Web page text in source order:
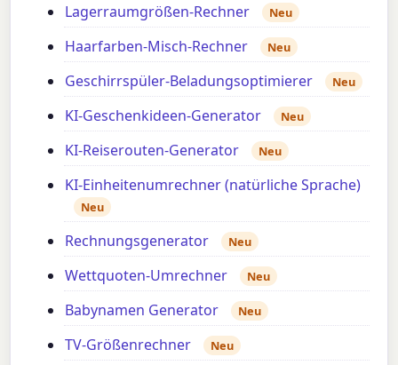
Lagerraumgrößen-Rechner Neu
Haarfarben-Misch-Rechner Neu
Geschirrspüler-Beladungsoptimierer Neu
KI-Geschenkideen-Generator Neu
KI-Reiserouten-Generator Neu
KI-Einheitenumrechner (natürliche Sprache)
Neu
Rechnungsgenerator Neu
Wettquoten-Umrechner Neu
Babynamen Generator Neu
TV-Größenrechner Neu